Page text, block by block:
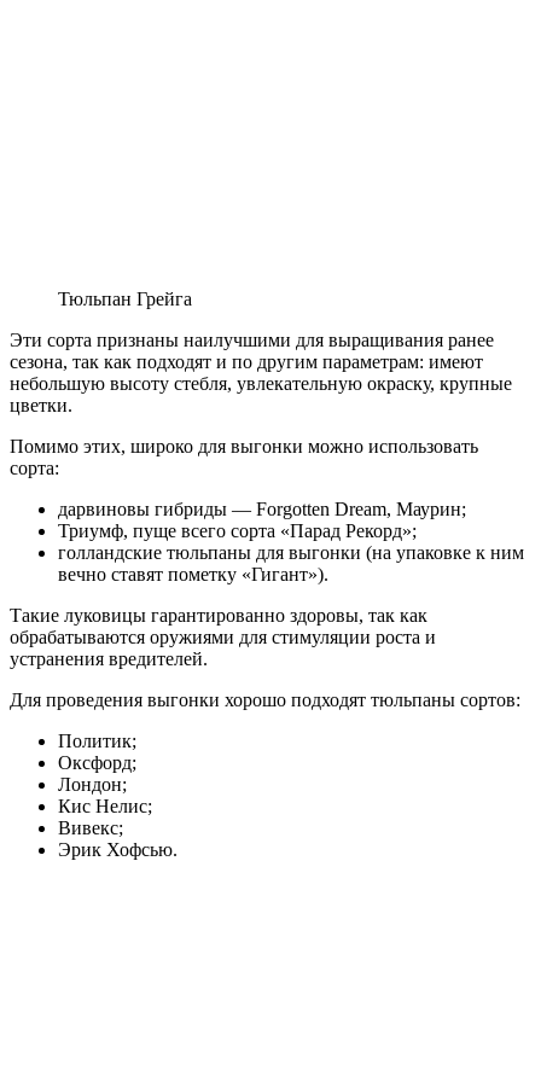
Тюльпан Грейга
Эти сорта признаны наилучшими для выращивания ранее
сезона, так как подходят и по другим параметрам: имеют
небольшую высоту стебля, увлекательную окраску, крупные
цветки.
Помимо этих, широко для выгонки можно использовать
сорта:
дарвиновы гибриды — Forgotten Dream, Маурин;
Триумф, пуще всего сорта «Парад Рекорд»;
голландские тюльпаны для выгонки (на упаковке к ним
вечно ставят пометку «Гигант»).
Такие луковицы гарантированно здоровы, так как
обрабатываются оружиями для стимуляции роста и
устранения вредителей.
Для проведения выгонки хорошо подходят тюльпаны сортов:
Политик;
Оксфорд;
Лондон;
Кис Нелис;
Вивекс;
Эрик Хофсью.